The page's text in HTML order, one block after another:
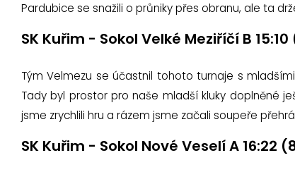
Pardubice se snažili o průniky přes obranu, ale ta
SK Kuřim - Sokol Velké Meziříčí B
Tým Velmezu se účastnil tohoto turnaje s
Tady byl prostor pro naše mladší kluky doplněné
jsme zrychlili hru a rázem jsme začali soupeře
SK Kuřim - Sokol Nové Veselí A 16:22